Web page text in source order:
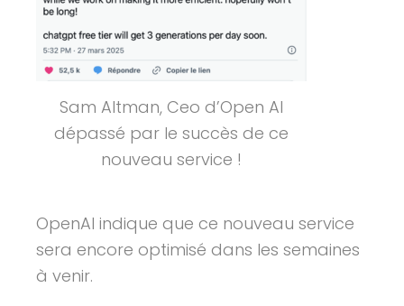
Sam Altman, Ceo d’Open AI
dépassé par le succès de ce
nouveau service !
OpenAI indique que ce nouveau service
sera encore optimisé dans les semaines
à venir.